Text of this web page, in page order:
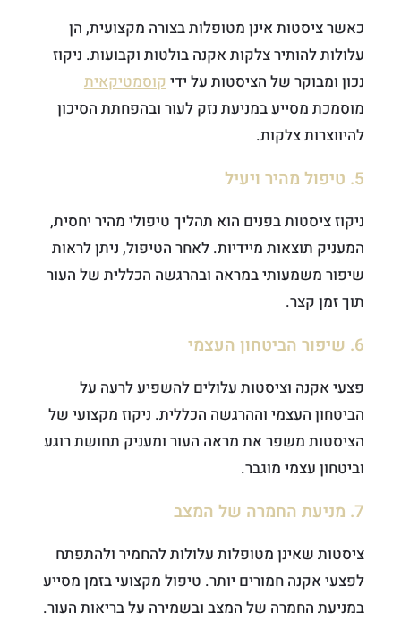
כאשר ציסטות אינן מטופלות בצורה מקצועית, הן
עלולות להותיר צלקות אקנה בולטות וקבועות. ניקוז
נכון ומבוקר של הציסטות על ידיקוסמטיקאית
מוסמכת מסייע במניעת נזק לעור ובהפחתת הסיכון
להיווצרות צלקות.
5. טיפול מהיר ויעיל
ניקוז ציסטות בפנים הוא תהליך טיפולי מהיר יחסית,
המעניק תוצאות מיידיות. לאחר הטיפול, ניתן לראות
שיפור משמעותי במראה ובהרגשה הכללית של העור
תוך זמן קצר.
6. שיפור הביטחון העצמי
פצעי אקנה וציסטות עלולים להשפיע לרעה על
הביטחון העצמי וההרגשה הכללית. ניקוז מקצועי של
הציסטות משפר את מראה העור ומעניק תחושת רוגע
וביטחון עצמי מוגבר.
7. מניעת החמרה של המצב
ציסטות שאינן מטופלות עלולות להחמיר ולהתפתח
לפצעי אקנה חמורים יותר. טיפול מקצועי בזמן מסייע
במניעת החמרה של המצב ובשמירה על בריאות העור.